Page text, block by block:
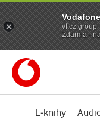
E-knihy
vf.cz.group
Zdarma -